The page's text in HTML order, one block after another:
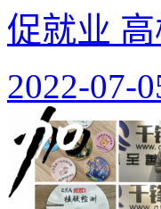
促就业
2022-07-